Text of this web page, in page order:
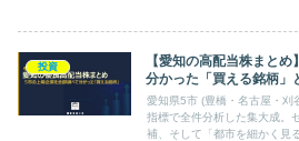
投資
【愛知の高配当株まと
分かった「買える銘柄」
愛知県5市 (豊橋・名古屋・刈
指標で全件分析した集大成。
補、そして「都市を細かく見